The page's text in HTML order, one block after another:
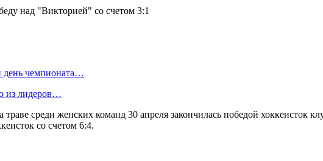
чемпионата…
из лидеров…
среди женских команд 30 апреля закончилась победой
со счетом 6:4.